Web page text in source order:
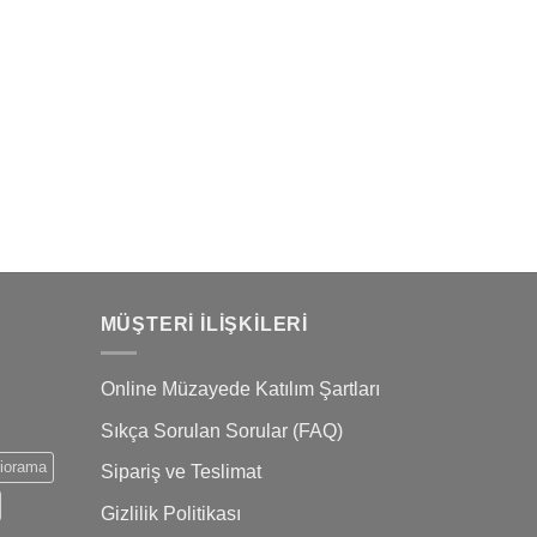
MÜŞTERI İLIŞKILERI
Online Müzayede Katılım Şartları
Sıkça Sorulan Sorular (FAQ)
Sipariş ve Teslimat
Gizlilik Politikası